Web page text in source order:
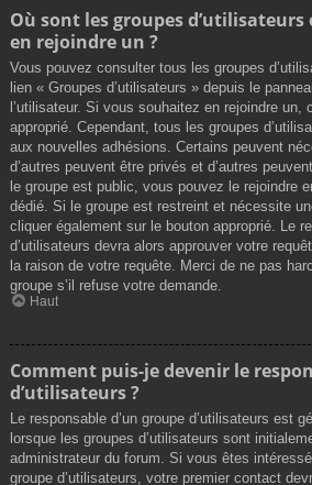
Où sont les groupes
en rejoindre un ?
Vous pouvez consulter tous les groupes
lien « Groupes d’utilisateurs » depuis le
l’utilisateur. Si vous souhaitez en rejoindre un,
approprié. Cependant, tous les groupes
aux nouvelles adhésions. Certains peuvent
d’autres peuvent être privés et d’autres
le groupe est public, vous pouvez le rejoindre
dédié. Si le groupe est restreint et nécessite
cliquer également sur le bouton approprié. Le
d’utilisateurs devra alors approuver votre
la raison de votre requête. Merci de ne pas
groupe s’il refuse votre demande.
Haut
Comment puis-je devenir le
d’utilisateurs ?
Le responsable d’un groupe d’utilisateurs est
lorsque les groupes d’utilisateurs sont
administrateur du forum. Si vous êtes
groupe d’utilisateurs, votre premier contact